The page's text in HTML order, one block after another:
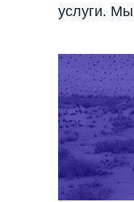
услуги.